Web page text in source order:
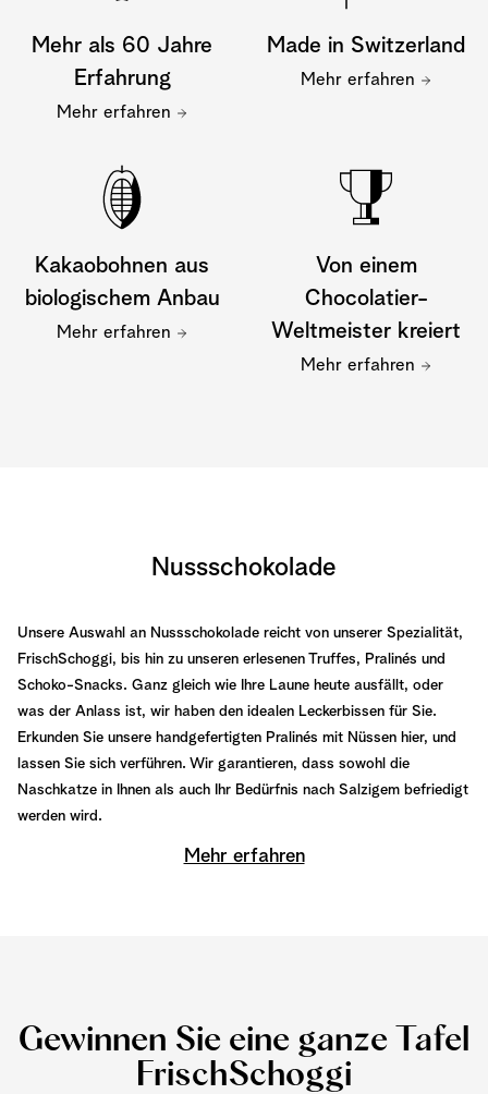
Mehr als 60 Jahre
Erfahrung
Mehr erfahren
Made in Switzerland
Mehr erfahren
Kakaobohnen aus
biologischem Anbau
Mehr erfahren
Von einem
Chocolatier-
Weltmeister kreiert
Mehr erfahren
Nussschokolade
Unsere Auswahl an Nussschokolade reicht von unserer Spezialität,
FrischSchoggi, bis hin zu unseren erlesenen Truffes, Pralinés und
Schoko-Snacks. Ganz gleich wie Ihre Laune heute ausfällt, oder
was der Anlass ist, wir haben den idealen Leckerbissen für Sie.
Erkunden Sie unsere handgefertigten Pralinés mit Nüssen hier, und
lassen Sie sich verführen. Wir garantieren, dass sowohl die
Naschkatze in Ihnen als auch Ihr Bedürfnis nach Salzigem befriedigt
werden wird.
Mehr erfahren
Gewinnen Sie eine ganze Tafel
FrischSchoggi